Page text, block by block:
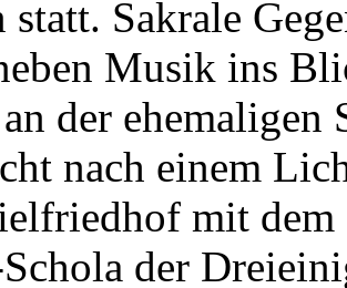
statt. Sakrale
Musik ins
der
nach einem
mit dem
der